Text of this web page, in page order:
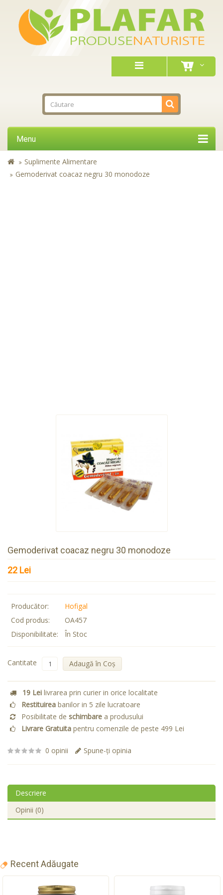
Menu
Suplimente Alimentare
Gemoderivat coacaz negru 30 monodoze
Gemoderivat coacaz negru 30 monodoze
22 Lei
Producător:
Hofigal
Cod produs:
OA457
Disponibilitate:
În Stoc
Cantitate Adaugă în Coş
19 Lei livrarea prin curier in orice localitate
Restituirea banilor in 5 zile lucratoare
Posibilitate de schimbare a produsului
Livrare Gratuita pentru comenzile de peste 499 Lei
0 opinii Spune-ţi opinia
Descriere
Opinii (0)
Recent Adăugate